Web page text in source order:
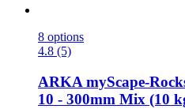
8 options
4.8 (5)
ARKA myScape-​
10 -​ 300mm Mix (10